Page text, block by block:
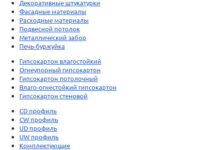
Декоративные штукатурки
Фасадные материалы
Расходные материалы
Подвесной потолок
Металлический забор
Печь-буржуйка
Гипсокартон влагостойкий
Огнеупорный гипсокартон
Гипсокартон потолочный
Влаго-огнестойкий гипсокартон
Гипсокартон стеновой
CD профиль
CW профиль
UD профиль
UW профиль
Комплектующие